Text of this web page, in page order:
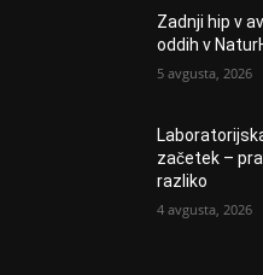
Zadnji hip v
oddih v
5 avgusta, 2026
začetek –
razliko
4 avgusta, 2026